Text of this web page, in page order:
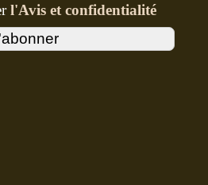
l'Avis et confidentialité